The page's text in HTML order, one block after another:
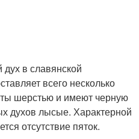
в славянской
всего несколько
шерстью и имеют черную
духов лысые. Характерной
отсутствие пяток.